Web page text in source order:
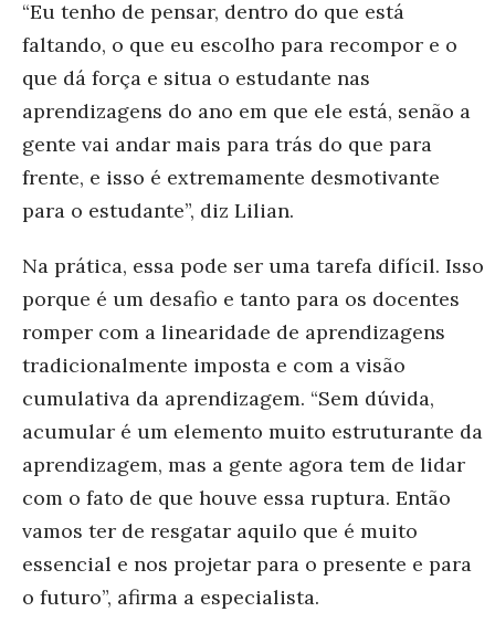
“Eu tenho de pensar, dentro do que está
faltando, o que eu escolho para recompor e o
que dá força e situa o estudante nas
aprendizagens do ano em que ele está, senão a
gente vai andar mais para trás do que para
frente, e isso é extremamente desmotivante
para o estudante”, diz Lilian.
Na prática, essa pode ser uma tarefa difícil. Isso
porque é um desafio e tanto para os docentes
romper com a linearidade de aprendizagens
tradicionalmente imposta e com a visão
cumulativa da aprendizagem. “Sem dúvida,
acumular é um elemento muito estruturante da
aprendizagem, mas a gente agora tem de lidar
com o fato de que houve essa ruptura. Então
vamos ter de resgatar aquilo que é muito
essencial e nos projetar para o presente e para
o futuro”, afirma a especialista.